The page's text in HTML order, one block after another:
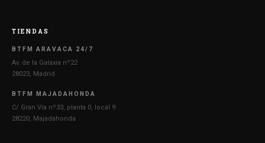
TIENDAS
BTFM ARAVACA 24/7
Av. de la Galaxia nº22
28023, Madrid
BTFM MAJADAHONDA
C/ Gran Vía nº33, planta 0, local 9
28220, Majadahonda